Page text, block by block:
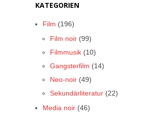
KATEGORIEN
Film (196)
Film noir (99)
Filmmusik (10)
Gangsterfilm (14)
Neo-noir (49)
Sekundärliteratur (22)
Media noir (46)